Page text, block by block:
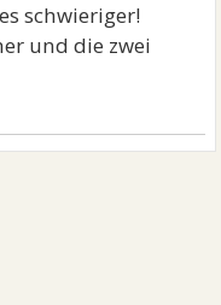
schwieriger!
und die zwei